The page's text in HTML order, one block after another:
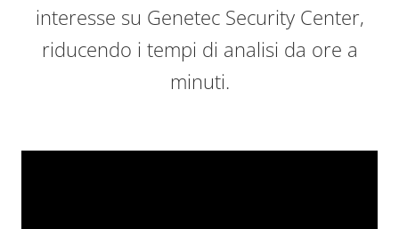
interesse su Genetec Security Center,
riducendo i tempi di analisi da ore a
minuti.